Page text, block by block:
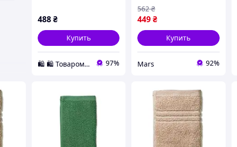
488₴
Купить
🛍️ 🛍️ Товаромания 🛍️ 🛍️ 97%
449₴
562 ₴
Купить
Mars 92%